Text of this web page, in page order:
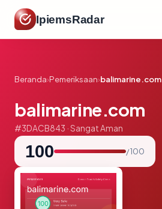
IpiemsRadar
Beranda›Pemeriksaan›balimarine.com
balimarine.com
#3DACB843 · Sangat Aman
100 / 100